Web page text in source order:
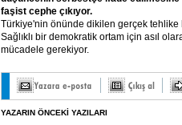
faşist cephe çıkıyor.
Türkiye'nin önünde dikilen gerçek tehlike
Sağlıklı bir demokratik ortam için asıl
mücadele gerekiyor.
YAZARIN ÖNCEKİ YAZILARI